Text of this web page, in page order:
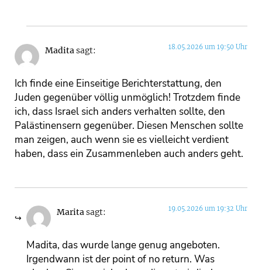
Maditasagt: 18.05.2026 um 19:50 Uhr
Ich finde eine Einseitige Berichterstattung, den
Juden gegenüber völlig unmöglich! Trotzdem finde
ich, dass Israel sich anders verhalten sollte, den
Palästinensern gegenüber. Diesen Menschen sollte
man zeigen, auch wenn sie es vielleicht verdient
haben, dass ein Zusammenleben auch anders geht.
Maritasagt: 19.05.2026 um 19:32 Uhr
Madita, das wurde lange genug angeboten.
Irgendwann ist der point of no return. Was